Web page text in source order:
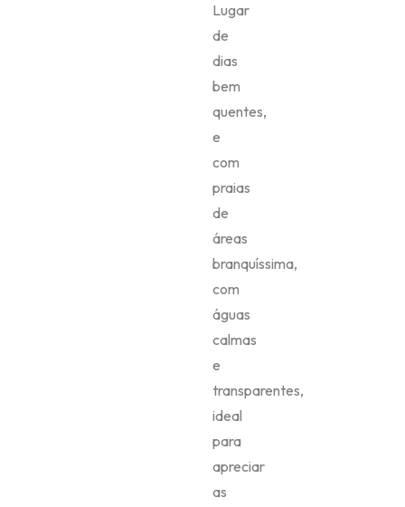
Lugar
de
dias
bem
quentes,
e
com
praias
de
áreas
branquíssima,
com
águas
calmas
e
transparentes,
ideal
para
apreciar
as